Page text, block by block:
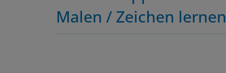
Malen / Zeichen lernen